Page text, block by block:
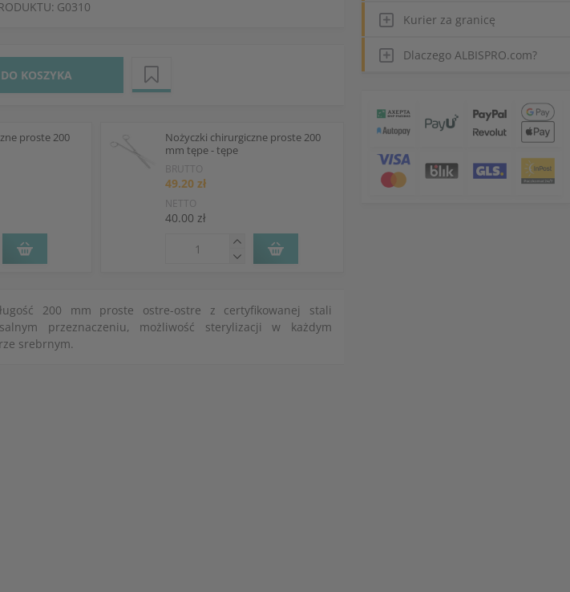
G0310
DO KOSZYKA
proste 200
Nożyczki chirurgiczne proste 200
mm tępe - tępe
BRUTTO
49.20 zł
NETTO
40.00 zł
200 mm proste ostre-ostre z certyfikowanej stali
przeznaczeniu, możliwość sterylizacji w każdym
srebrnym.
Kurier za granicę
Dlaczego ALBISPRO.com?